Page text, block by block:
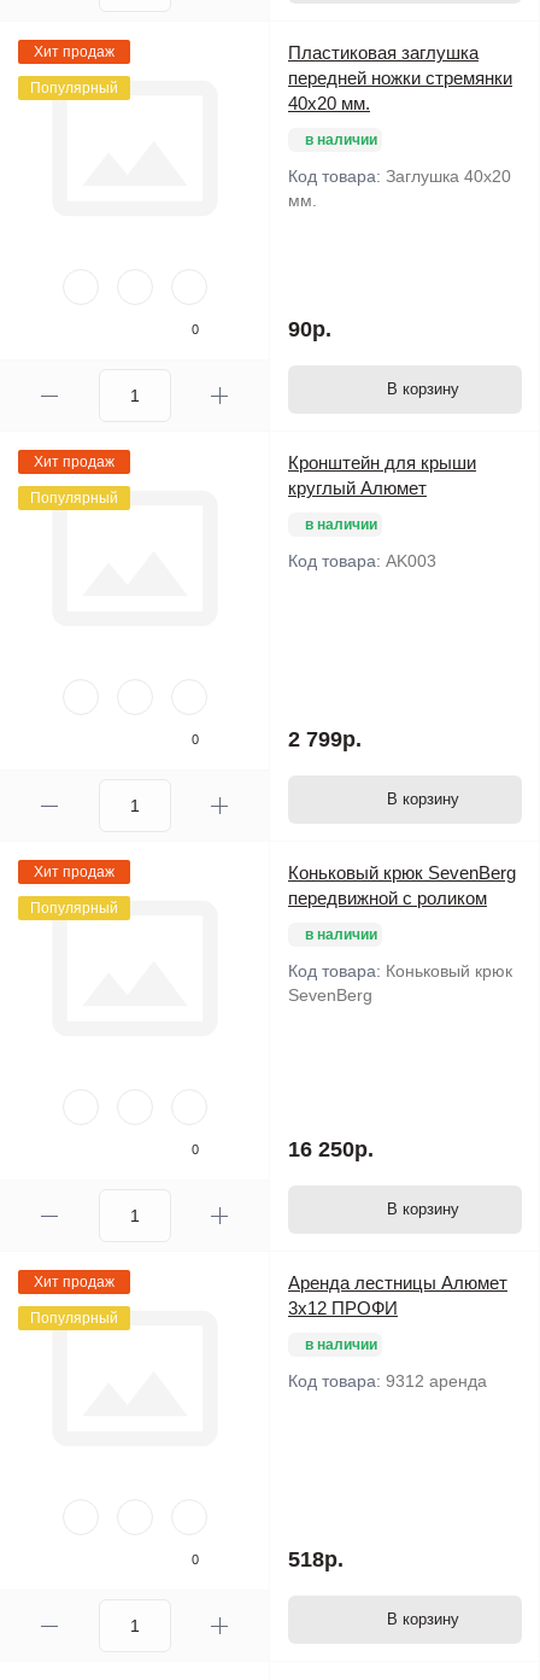
Хит продаж
Популярный
0
Пластиковая заглушка
передней ножки стремянки
40х20 мм.
в наличии
Код товара: Заглушка 40х20
мм.
90р.
В корзину
Хит продаж
Популярный
0
Кронштейн для крыши
круглый Алюмет
в наличии
Код товара: AK003
2 799р.
В корзину
Хит продаж
Популярный
0
Коньковый крюк SevenBerg
передвижной с роликом
в наличии
Код товара: Коньковый крюк
SevenBerg
16 250р.
В корзину
Хит продаж
Популярный
0
Аренда лестницы Алюмет
3х12 ПРОФИ
в наличии
Код товара: 9312 аренда
518р.
В корзину